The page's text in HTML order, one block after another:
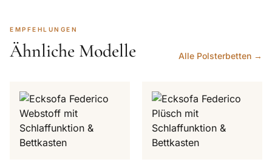
EMPFEHLUNGEN
Ähnliche Modelle Alle Polsterbetten →